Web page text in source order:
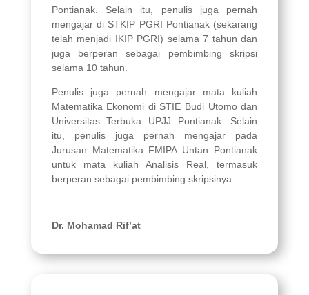
Pontianak. Selain itu, penulis juga pernah
mengajar di STKIP PGRI Pontianak (sekarang
telah menjadi IKIP PGRI) selama 7 tahun dan
juga berperan sebagai pembimbing skripsi
selama 10 tahun.
Penulis juga pernah mengajar mata kuliah
Matematika Ekonomi di STIE Budi Utomo dan
Universitas Terbuka UPJJ Pontianak. Selain
itu, penulis juga pernah mengajar pada
Jurusan Matematika FMIPA Untan Pontianak
untuk mata kuliah Analisis Real, termasuk
berperan sebagai pembimbing skripsinya.
Dr. Mohamad Rif’at